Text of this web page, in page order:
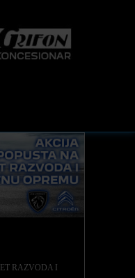
RAZVODA I